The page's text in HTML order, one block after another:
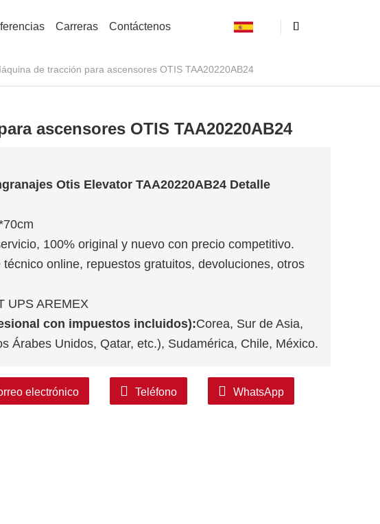
Carreras Contáctenos
de tracción para ascensores OTIS TAA20220AB24
ascensores OTIS TAA20220AB24
Otis Elevator TAA20220AB24 Detalle
100% original y nuevo con precio competitivo.
técnico online, repuestos gratuitos, devoluciones, otros
UPS AREMEX
con impuestos incluidos):Corea, Sur de Asia,
Árabes Unidos, Qatar, etc.), Sudamérica, Chile, México.
electrónico Teléfono WhatsApp